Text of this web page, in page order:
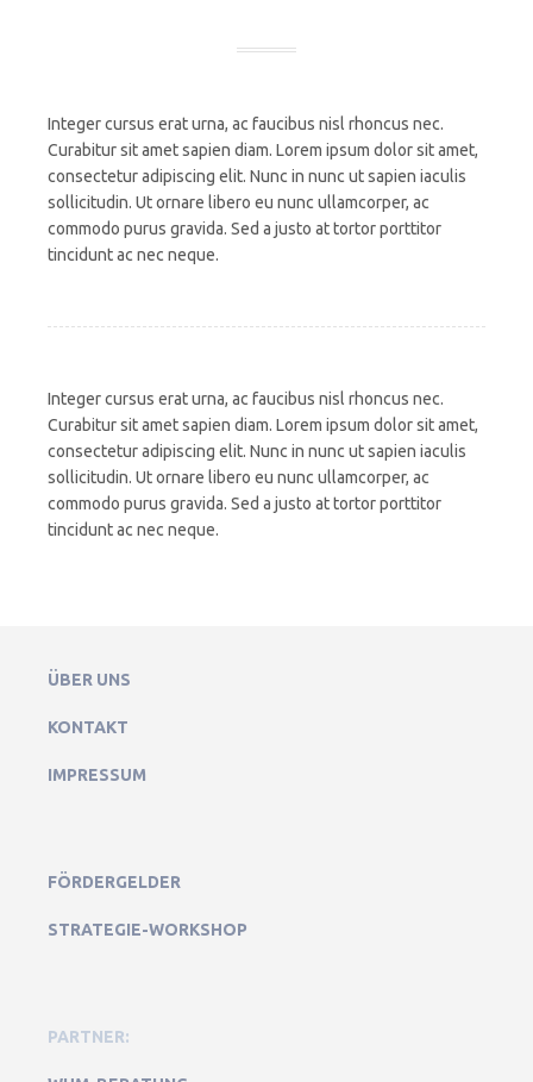
Integer cursus erat urna, ac faucibus nisl rhoncus nec.
Curabitur sit amet sapien diam. Lorem ipsum dolor sit amet,
consectetur adipiscing elit. Nunc in nunc ut sapien iaculis
sollicitudin. Ut ornare libero eu nunc ullamcorper, ac
commodo purus gravida. Sed a justo at tortor porttitor
tincidunt ac nec neque.
Integer cursus erat urna, ac faucibus nisl rhoncus nec.
Curabitur sit amet sapien diam. Lorem ipsum dolor sit amet,
consectetur adipiscing elit. Nunc in nunc ut sapien iaculis
sollicitudin. Ut ornare libero eu nunc ullamcorper, ac
commodo purus gravida. Sed a justo at tortor porttitor
tincidunt ac nec neque.
ÜBER UNS
KONTAKT
IMPRESSUM
FÖRDERGELDER
STRATEGIE-WORKSHOP
PARTNER: